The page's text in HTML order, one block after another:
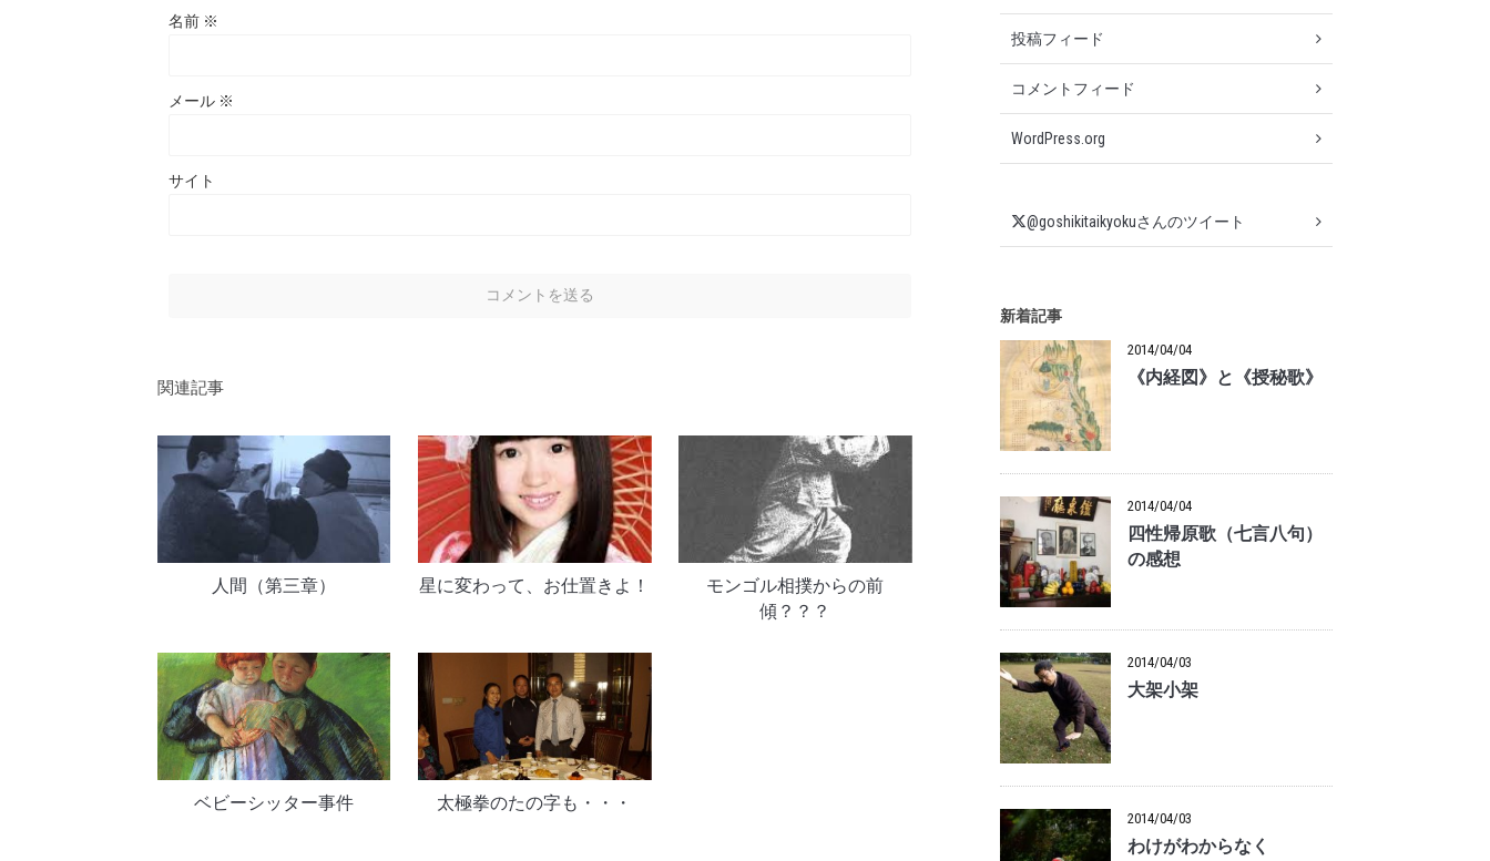
名前 ※
メール ※
サイト
関連記事
人間（第三章） 星に変わって、お仕置きよ！
モンゴル相撲からの前
傾？？？
ベビーシッター事件 太極拳のたの字も・・・
投稿フィード
コメントフィード
WordPress.org
@goshikitaikyokuさんのツイート
新着記事
2014/04/04
《内経図》と《授秘歌》
2014/04/04
四性帰原歌（七言八句）
の感想
2014/04/03
大架小架
2014/04/03
わけがわからなく